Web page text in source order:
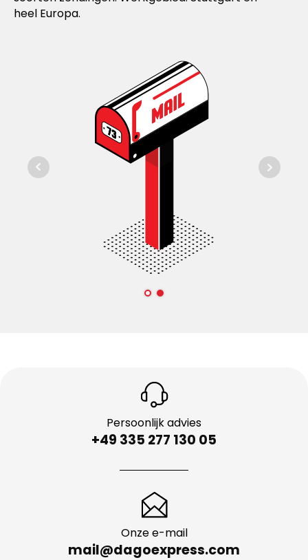
heel Europa.
Persoonlijk advies
+49 335 277 130 05
Onze e-mail
mail@dagoexpress.com